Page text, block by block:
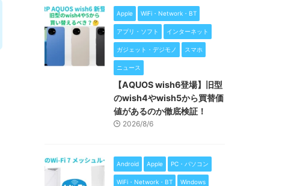
Apple WiFi・Network・BT
アプリ・ソフト インターネット
ガジェット・デジモノ スマホ
ニュース
【AQUOS wish6登場】旧型
のwish4やwish5から買替価
値があるのか徹底検証！
2026/8/6
Android Apple PC・パソコン
WiFi・Network・BT Windows